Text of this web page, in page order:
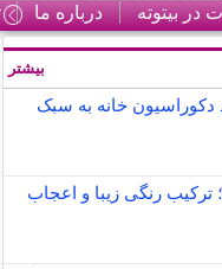
در بیتوته درباره ما
خانه به سبک
رنگی زیبا و اعجاب
بیشتر